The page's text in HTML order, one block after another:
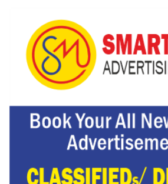
Hukamnama Sri Darbar Sahib, Amritsar
CM ਮਾਨ ਨੇ 866 ਨੌਜਵਾਨਾਂ ਨੂੰ ਸਰਕਾਰੀ